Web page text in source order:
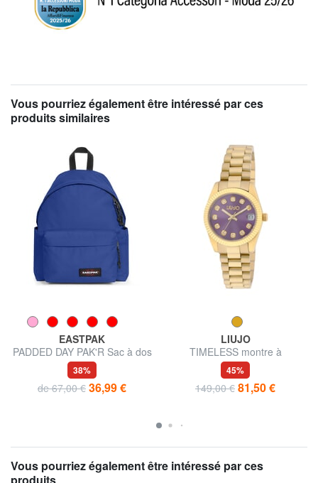
Vous pourriez également être intéressé par ces
produits similaires
EASTPAK
PADDED DAY PAK'R Sac à dos
pour ordinateur portable 14"
38%
de 67,00 € 36,99 €
LIUJO
TIMELESS montre à
mouvement quartz
45%
149,00 € 81,50 €
Vous pourriez également être intéressé par ces